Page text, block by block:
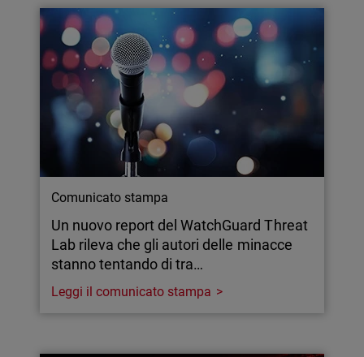
Comunicato stampa
Un nuovo report del WatchGuard Threat
Lab rileva che gli autori delle minacce
stanno tentando di tra…
Leggi il comunicato stampa